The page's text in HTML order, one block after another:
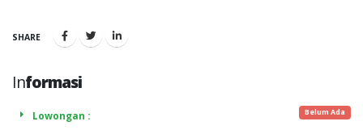
SHARE
Informasi
Lowongan : Belum Ada